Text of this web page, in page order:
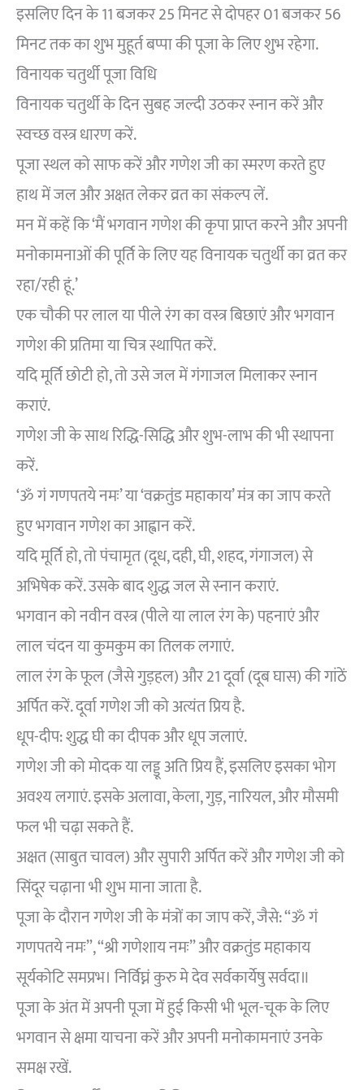
इसलिए दिन के 11 बजकर 25 मिनट से दोपहर 01 बजकर 56
मिनट तक का शुभ मुहूर्त बप्पा की पूजा के लिए शुभ रहेगा.
विनायक चतुर्थी पूजा विधि
विनायक चतुर्थी के दिन सुबह जल्दी उठकर स्नान करें और
स्वच्छ वस्त्र धारण करें.
पूजा स्थल को साफ करें और गणेश जी का स्मरण करते हुए
हाथ में जल और अक्षत लेकर व्रत का संकल्प लें.
मन में कहें कि ‘मैं भगवान गणेश की कृपा प्राप्त करने और अपनी
मनोकामनाओं की पूर्ति के लिए यह विनायक चतुर्थी का व्रत कर
रहा/रही हूं.’
एक चौकी पर लाल या पीले रंग का वस्त्र बिछाएं और भगवान
गणेश की प्रतिमा या चित्र स्थापित करें.
यदि मूर्ति छोटी हो, तो उसे जल में गंगाजल मिलाकर स्नान
कराएं.
गणेश जी के साथ रिद्धि-सिद्धि और शुभ-लाभ की भी स्थापना
करें.
‘ॐ गं गणपतये नमः’ या ‘वक्रतुंड महाकाय’ मंत्र का जाप करते
हुए भगवान गणेश का आह्वान करें.
यदि मूर्ति हो, तो पंचामृत (दूध, दही, घी, शहद, गंगाजल) से
अभिषेक करें. उसके बाद शुद्ध जल से स्नान कराएं.
भगवान को नवीन वस्त्र (पीले या लाल रंग के) पहनाएं और
लाल चंदन या कुमकुम का तिलक लगाएं.
लाल रंग के फूल (जैसे गुड़हल) और 21 दूर्वा (दूब घास) की गांठें
अर्पित करें. दूर्वा गणेश जी को अत्यंत प्रिय है.
धूप-दीप: शुद्ध घी का दीपक और धूप जलाएं.
गणेश जी को मोदक या लड्डू अति प्रिय हैं, इसलिए इसका भोग
अवश्य लगाएं. इसके अलावा, केला, गुड़, नारियल, और मौसमी
फल भी चढ़ा सकते हैं.
अक्षत (साबुत चावल) और सुपारी अर्पित करें और गणेश जी को
सिंदूर चढ़ाना भी शुभ माना जाता है.
पूजा के दौरान गणेश जी के मंत्रों का जाप करें, जैसे: “ॐ गं
गणपतये नमः”, “श्री गणेशाय नमः” और वक्रतुंड महाकाय
सूर्यकोटि समप्रभ। निर्विघ्नं कुरु मे देव सर्वकार्येषु सर्वदा॥
पूजा के अंत में अपनी पूजा में हुई किसी भी भूल-चूक के लिए
भगवान से क्षमा याचना करें और अपनी मनोकामनाएं उनके
समक्ष रखें.